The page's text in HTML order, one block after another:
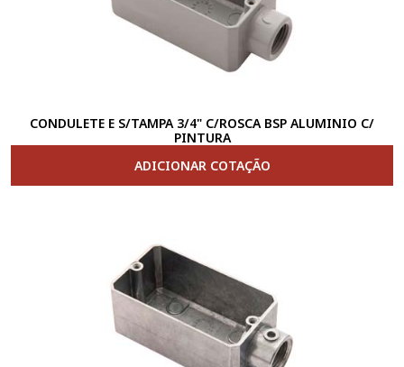
CONDULETE E S/TAMPA 3/4" C/ROSCA BSP ALUMINIO C/
PINTURA
ADICIONAR COTAÇÃO